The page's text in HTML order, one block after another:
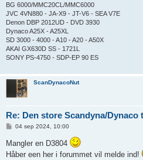
BG 6000/MMC20CL/MMC6000
JVC 4VN880 - JA-X9 - JT-V6 - SEA V7E
Denon DBP 2012UD - DVD 3930
Dynaco A25X - A25XL
SD 3000 - 4000 - A10 - A20 - A50X
AKAI GX630D SS - 1721L
SONY PS-4750 - SDP-EP 90 ES
ScanDynacoNut
Re: Den store Scandyna/Dynaco
l
æ
04 sep 2024, 10:00
Mangler en D3804
Håber een her i forummet vil melde ind!